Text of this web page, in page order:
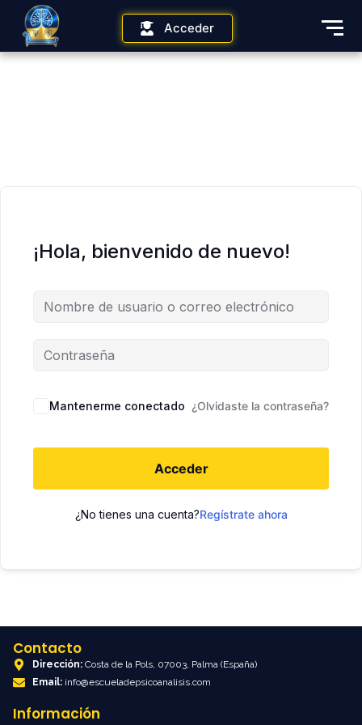
Acceder
¡Hola, bienvenido de nuevo!
Mantenerme conectado ¿Olvidaste la contraseña?
Acceder
¿No tienes una cuenta?Regístrate ahora
Contacto
Dirección: Costa de la Pols, 07003, Palma (España)
Email: info@escueladepsicoanalisis.com
Información